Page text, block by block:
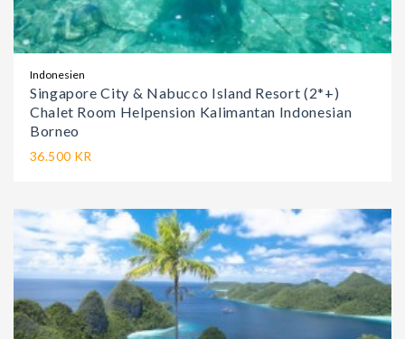
Indonesien
Singapore City & Nabucco Island Resort (2*+)
Chalet Room Helpension Kalimantan Indonesian
Borneo
36.500 KR